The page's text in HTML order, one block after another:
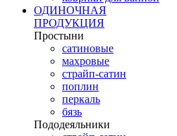
ОДИНОЧНАЯ
ПРОДУКЦИЯ
Простыни
сатиновые
махровые
страйп-сатин
поплин
перкаль
бязь
Пододеяльники